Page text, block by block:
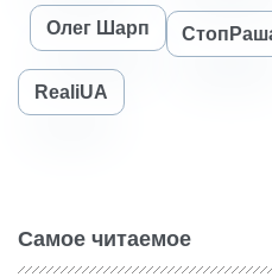
Олег Шарп
RealiUA
Самое читаемое